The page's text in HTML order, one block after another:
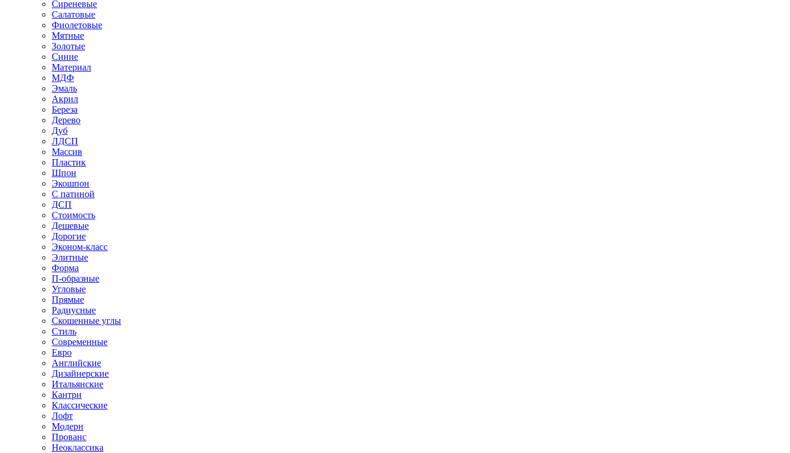
Сиреневые
Салатовые
Фиолетовые
Мятные
Золотые
Синие
Материал
МДФ
Эмаль
Акрил
Береза
Дерево
Дуб
ЛДСП
Массив
Пластик
Шпон
Экошпон
С патиной
ДСП
Стоимость
Дешевые
Дорогие
Эконом-класс
Элитные
Форма
П-образные
Угловые
Прямые
Радиусные
Скошенные углы
Стиль
Современные
Евро
Английские
Дизайнерские
Итальянские
Кантри
Классические
Лофт
Модерн
Прованс
Неоклассика